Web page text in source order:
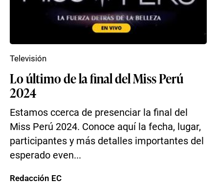
Lo último de la final del Miss Perú
2024
Estamos ccerca de presenciar la final del
Miss Perú 2024. Conoce aquí la fecha, lugar,
participantes y más detalles importantes del
esperado even...
Televisión
Redacción EC